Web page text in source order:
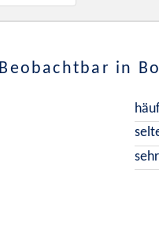
Beobachtbar in